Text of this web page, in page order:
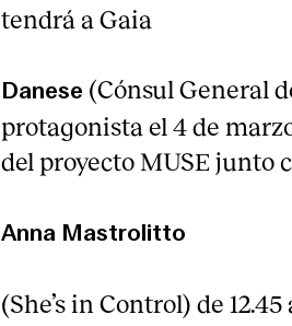
tendrá a Gaia
Danese (Cónsul General
protagonista el 4 de
del proyecto MUSE junto
Anna Mastrolitto
(She’s in Control) de